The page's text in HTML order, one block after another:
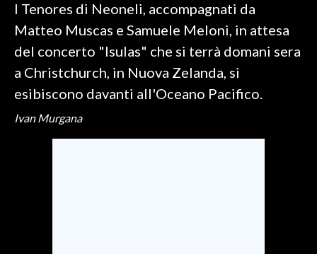
BASKET
VOLLEY
MOTORI
TENNIS
ALTRI SPORT
CULTURA
I Tenores di Neoneli, accompagnati da
Matteo Muscas e Samuele Meloni, in attesa
del concerto "Isulas" che si terrà domani sera
a Christchurch, in Nuova Zelanda, si
esibiscono davanti all'Oceano Pacifico.
Ivan Murgana